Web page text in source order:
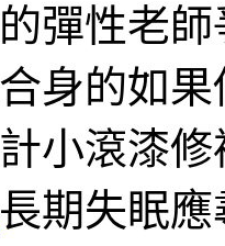
彈性老
身的如
小滾漆
長期失眠